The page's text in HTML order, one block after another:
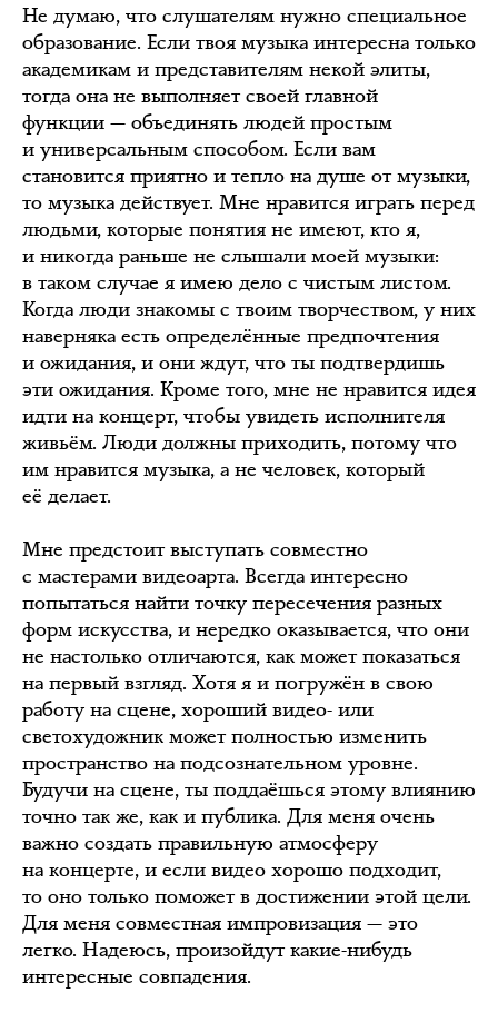
Не думаю, что слушателям нужно специальное
образование. Если твоя музыка интересна только
академикам и представителям некой элиты,
тогда она не выполняет своей главной
функции — объединять людей простым
и универсальным способом. Если вам
становится приятно и тепло на душе от музыки,
то музыка действует. Мне нравится играть перед
людьми, которые понятия не имеют, кто я,
и никогда раньше не слышали моей музыки:
в таком случае я имею дело с чистым листом.
Когда люди знакомы с твоим творчеством, у них
наверняка есть определённые предпочтения
и ожидания, и они ждут, что ты подтвердишь
эти ожидания. Кроме того, мне не нравится идея
идти на концерт, чтобы увидеть исполнителя
живьём. Люди должны приходить, потому что
им нравится музыка, а не человек, который
её делает.
Мне предстоит выступать совместно
с мастерами видеоарта. Всегда интересно
попытаться найти точку пересечения разных
форм искусства, и нередко оказывается, что они
не настолько отличаются, как может показаться
на первый взгляд. Хотя я и погружён в свою
работу на сцене, хороший видео- или
светохудожник может полностью изменить
пространство на подсознательном уровне.
Будучи на сцене, ты поддаёшься этому влиянию
точно так же, как и публика. Для меня очень
важно создать правильную атмосферу
на концерте, и если видео хорошо подходит,
то оно только поможет в достижении этой цели.
Для меня совместная импровизация — это
легко. Надеюсь, произойдут какие-нибудь
интересные совпадения.